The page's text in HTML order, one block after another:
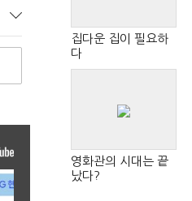
집다운 집이 필요하
다
영화관의 시대는 끝
났다?